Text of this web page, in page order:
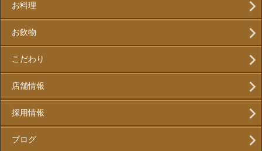
お料理
お飲物
こだわり
店舗情報
採用情報
ブログ